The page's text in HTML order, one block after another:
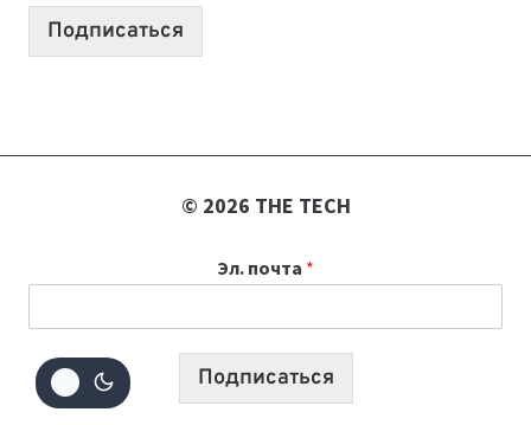
ПРОДУКТЫ
Подписаться
© 2026 THE TECH
Эл. почта *
Подписаться